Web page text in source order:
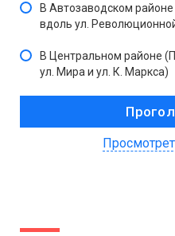
В Автозаводском
вдоль ул.
В Центральном районе
ул. Мира и ул. К. Маркса)